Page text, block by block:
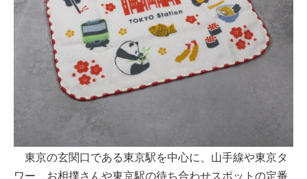
東京の玄関口である東京駅を中心に、山手線や東京タ
ワー、お相撲さんや東京駅の待ち合わせスポットの定番